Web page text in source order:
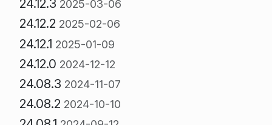
24.12.3 2025-03-06
24.12.2 2025-02-06
24.12.1 2025-01-09
24.12.0 2024-12-12
24.08.3 2024-11-07
24.08.2 2024-10-10